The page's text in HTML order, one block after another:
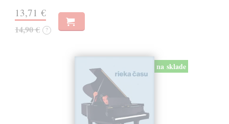
13,71 €
14,90 € ?
na sklade